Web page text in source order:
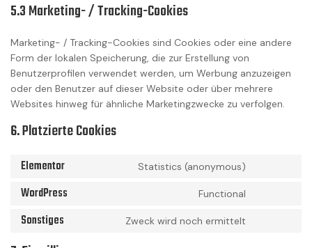
5.3 Marketing- / Tracking-Cookies
Marketing- / Tracking-Cookies sind Cookies oder eine andere
Form der lokalen Speicherung, die zur Erstellung von
Benutzerprofilen verwendet werden, um Werbung anzuzeigen
oder den Benutzer auf dieser Website oder über mehrere
Websites hinweg für ähnliche Marketingzwecke zu verfolgen.
6. Platzierte Cookies
Elementor Statistics (anonymous)
WordPress Functional
Sonstiges Zweck wird noch ermittelt